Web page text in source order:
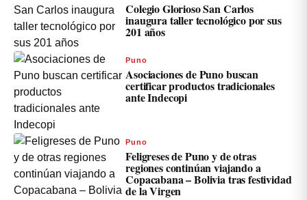
Colegio Glorioso San Carlos
inaugura taller tecnológico por sus
201 años
Puno
Asociaciones de Puno buscan
certificar productos tradicionales
ante Indecopi
Puno
Feligreses de Puno y de otras
regiones continúan viajando a
Copacabana – Bolivia tras festividad
de la Virgen